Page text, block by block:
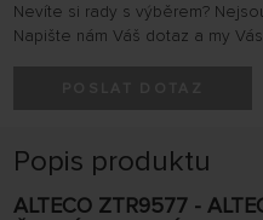
Nevíte si rady s výběrem?
Napište nám Váš dotaz a my
Popis produktu
ALTECO ZTR9577 -